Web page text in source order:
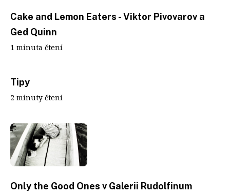
Cake and Lemon Eaters - Viktor Pivovarov a
Ged Quinn
1 minuta čtení
Tipy
2 minuty čtení
Only the Good Ones v Galerii Rudolfinum